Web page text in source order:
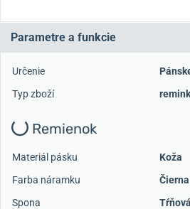
Parametre a funkcie
Určenie
Typ zboží
Remienok
Materiál pásku
Koža
Farba náramku
Čierna
Spona
Tŕňová